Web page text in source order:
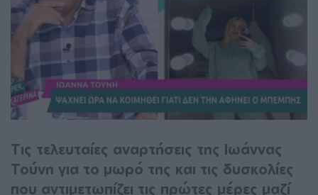
Τις τελευταίες αναρτήσεις της Ιωάννας
Τούνη για το μωρό της και τις δυσκολίες
που αντιμετωπίζει τις πρώτες μέρες μαζί